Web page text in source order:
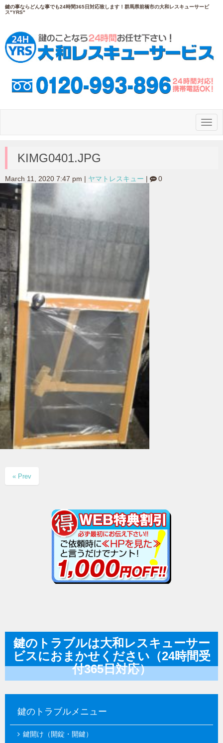
鍵の事ならどんな事でも24時間365日対応致します！群馬県前橋市の大和レスキューサービ
ス"YRS"
N
a
KIMG0401.JPG
March 11, 2020 7:47 pm ヤマトレスキュー 0
« Prev
鍵のトラブルは大和レスキューサー
ビスにおまかせください（24時間受
付365日対応）
鍵のトラブルメニュー
鍵開け（開錠・開鍵）